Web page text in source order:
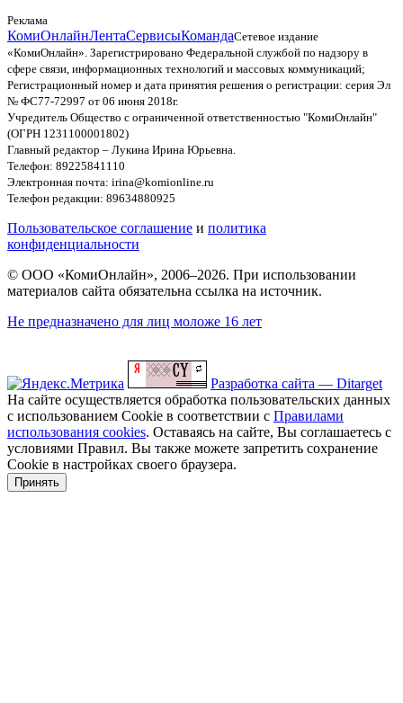
Реклама
КомиОнлайнЛентаСервисыКомандаСетевое издание
«КомиОнлайн». Зарегистрировано Федеральной службой по надзору в
сфере связи, информационных технологий и массовых коммуникаций;
Регистрационный номер и дата принятия решения о регистрации: серия Эл
№ ФС77-72997 от 06 июня 2018г.
Учредитель Общество с ограниченной ответственностью "КомиОнлайн"
(ОГРН 1231100001802)
Главный редактор – Лукина Ирина Юрьевна.
Телефон: 89225841110
Электронная почта: irina@komionline.ru
Телефон редакции: 89634880925
Пользовательское соглашение и политика
конфиденциальности
© ООО «КомиОнлайн», 2006–2026. При использовании
материалов сайта обязательна ссылка на источник.
Не предназначено для лиц моложе 16 лет
Разработка сайта — Ditarget
На сайте осуществляется обработка пользовательских данных
с использованием Cookie в соответствии с Правилами
использования cookies. Оставаясь на сайте, Вы соглашаетесь с
условиями Правил. Вы также можете запретить сохранение
Cookie в настройках своего браузера.
Принять